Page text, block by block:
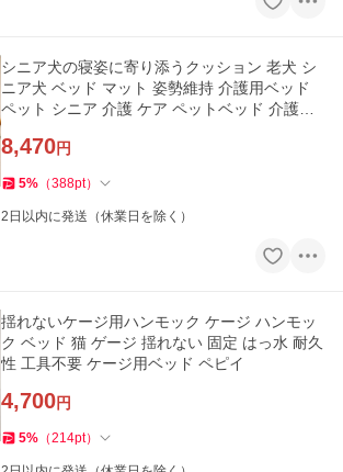
シニア犬の寝姿に寄り添うクッション 老犬 シ
ニア犬 ベッド マット 姿勢維持 介護用ベッド
ペット シニア 介護 ケア ペットベッド 介護用
8,470円
5% （388pt）
2日以内に発送（休業日を除く）
揺れないケージ用ハンモック ケージ ハンモッ
ク ベッド 猫 ゲージ 揺れない 固定 はっ水 耐久
性 工具不要 ケージ用ベッド ペピイ
4,700円
5% （214pt）